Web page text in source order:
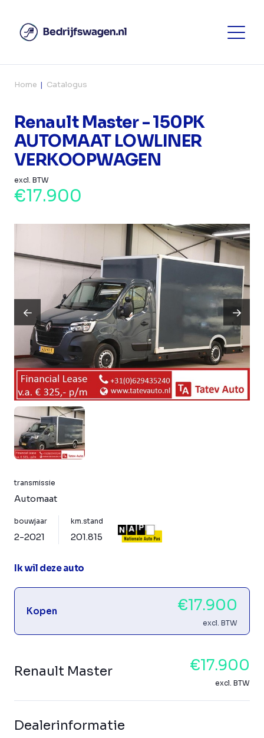
Home Catalogus
Renault Master - 150PK
AUTOMAAT LOWLINER
VERKOOPWAGEN
excl. BTW
€17.900
transmissie
Automaat
bouwjaar
2-2021
km.stand
201.815
Ik wil deze auto
Kopen €17.900
excl. BTW
Renault Master €17.900
excl. BTW
Dealerinformatie